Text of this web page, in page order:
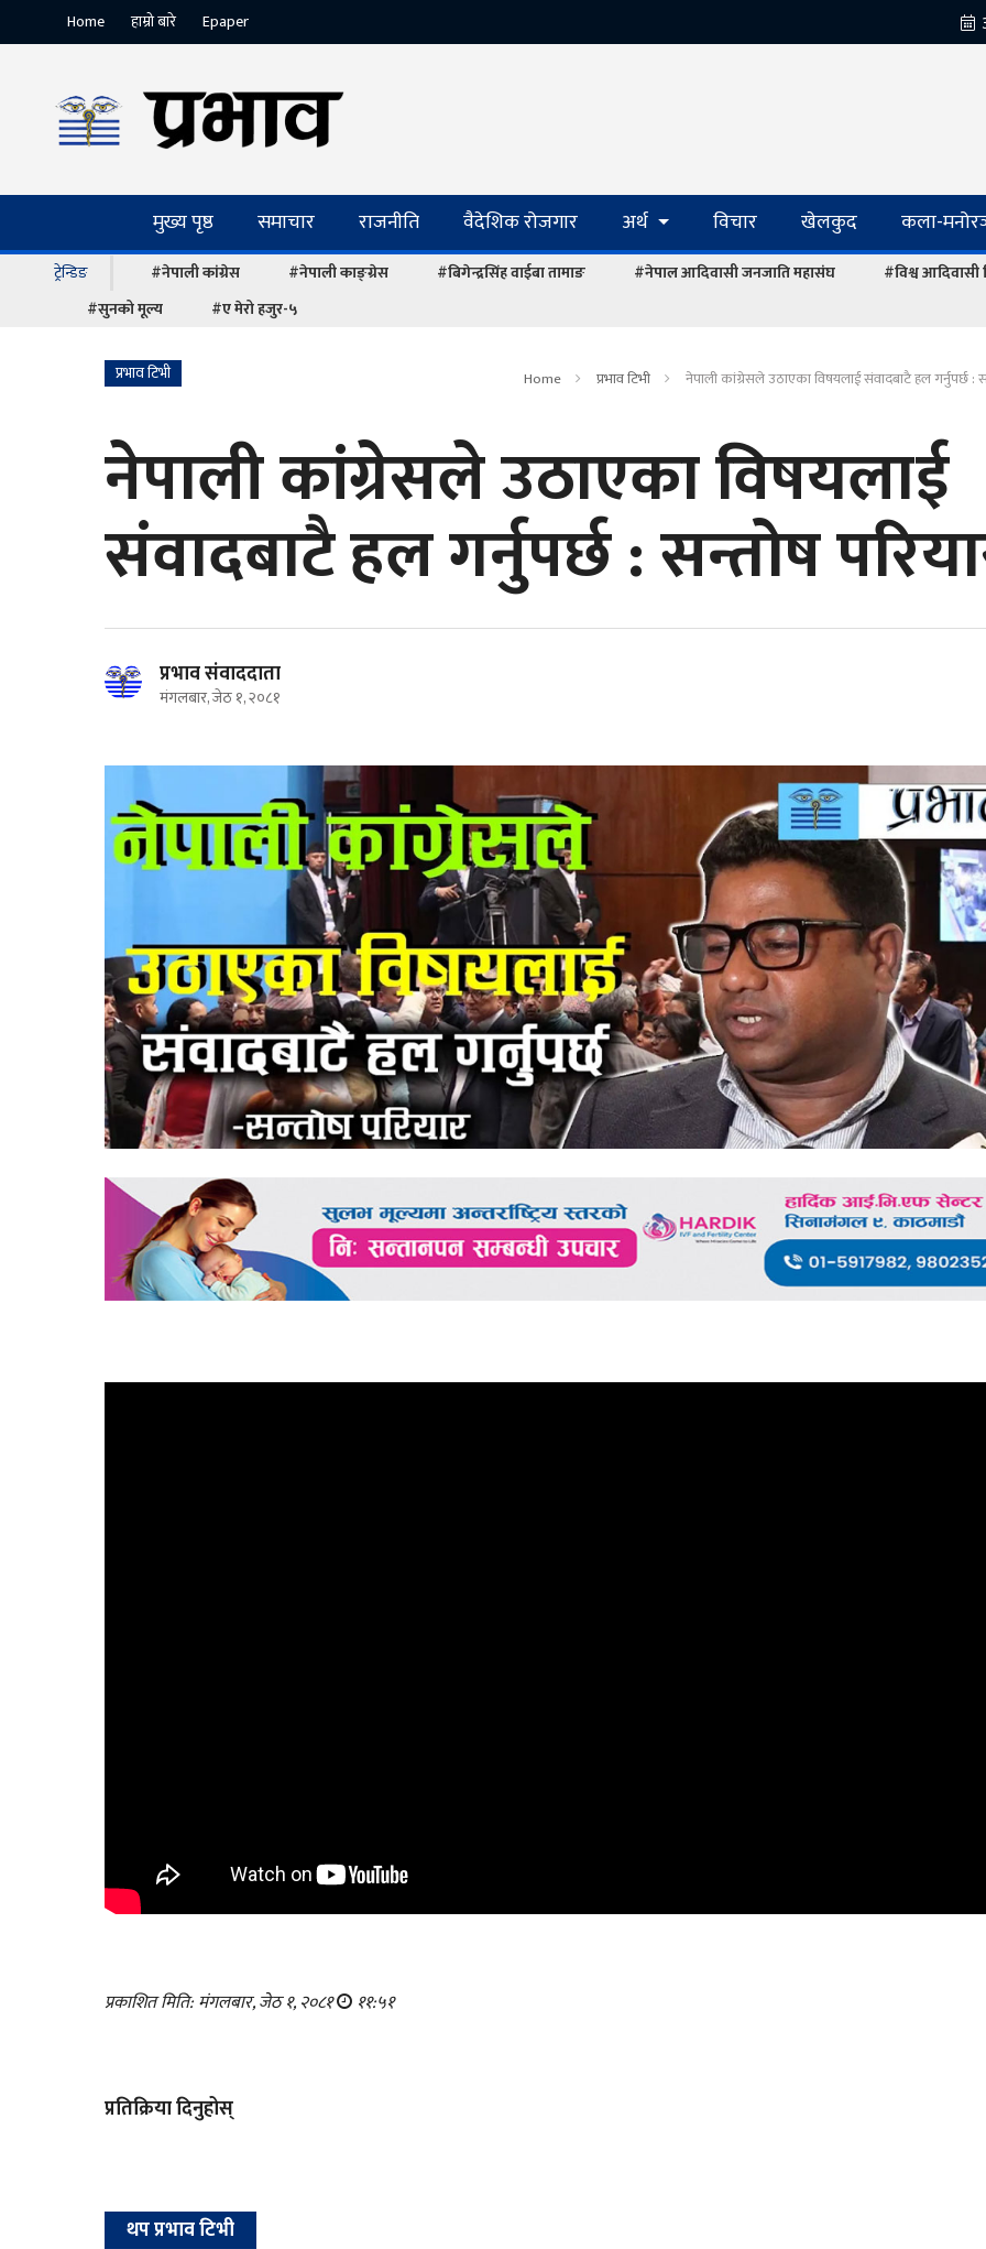
Home हाम्रो बारे Epaper
मुख्य पृष्ठ समाचार राजनीति वैदेशिक रोजगार अर्थ विचार खेलकुद कला-
ट्रेन्डिङ #नेपाली कांग्रेस #नेपाली काङ्ग्रेस #बिगेन्द्रसिंह वाईबा तामाङ #नेपाल आदिवासी जनजाति महासंघ
#विश्व आदिवासी
#सुनको मूल्य
#ए मेरो हजुर-५
प्रभाव टिभी Home प्रभाव टिभी नेपाली कांग्रेसले उठाएका विषयलाई संवादबाटै हल गर्नुपर्छ :
नेपाली कांग्रेसले उठाएका विषयलाई
संवादबाटै हल गर्नुपर्छ : सन्तोष
प्रभाव संवाददाता
मंगलबार, जेठ १, २०८१
प्रकाशित मिति: मंगलबार, जेठ १, २०८१ ११:५१
प्रतिक्रिया दिनुहोस्
थप प्रभाव टिभी